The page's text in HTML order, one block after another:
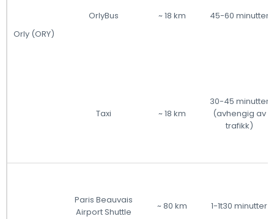
Orly (ORY)
OrlyBus ~ 18 km 45-60 minutter
Taxi ~ 18 km
30-45 minutter
(avhengig av
trafikk)
Paris Beauvais
Airport Shuttle
~ 80 km 1-1t30 minutter